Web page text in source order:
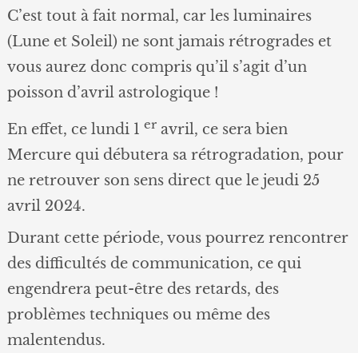
C’est tout à fait normal, car les luminaires
(Lune et Soleil) ne sont jamais rétrogrades et
vous aurez donc compris qu’il s’agit d’un
poisson d’avril astrologique !
En effet, ce lundi 1er avril, ce sera bien
Mercure qui débutera sa rétrogradation, pour
ne retrouver son sens direct que le jeudi 25
avril 2024.
Durant cette période, vous pourrez rencontrer
des difficultés de communication, ce qui
engendrera peut-être des retards, des
problèmes techniques ou même des
malentendus.